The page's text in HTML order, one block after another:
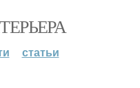
статьи